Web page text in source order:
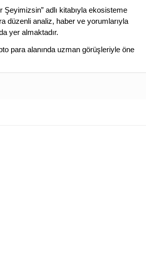
Şeyimizsin” adlı kitabıyla ekosisteme
düzenli analiz, haber ve yorumlarıyla
yer almaktadır.
para alanında uzman görüşleriyle öne